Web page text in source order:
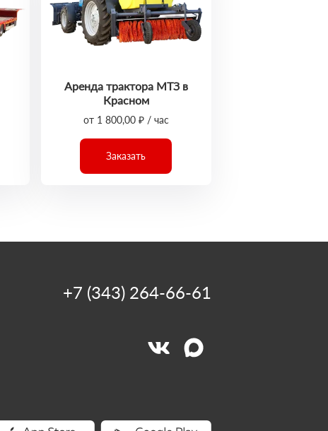
Аренда трактора МТЗ в
Красном
от 1 800,00 ₽ / час
Заказать
+7 (343) 264-66-61